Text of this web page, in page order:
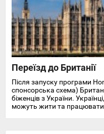
Переїзд до Британії
Після запуску програми
спонсорська схема)
біженців з України.
можуть жити та працювати